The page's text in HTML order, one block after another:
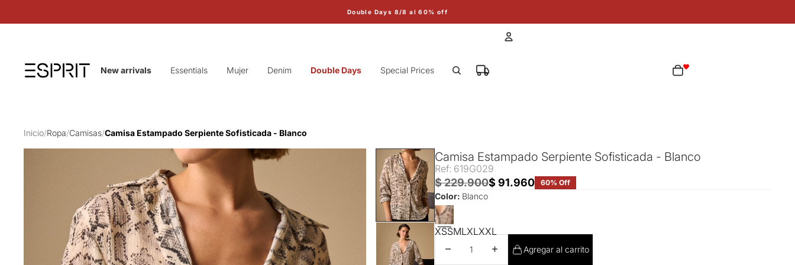
Double Days 8/8 al 60% off
New arrivals Essentials Mujer Denim Double Days Special Prices
Total de artículos en el carrito: 0
Inicio/Ropa/Camisas/Camisa Estampado Serpiente Sofisticada - Blanco
Camisa Estampado Serpiente Sofisticada - Blanco
Ref: 619G029
$ 229.900$ 91.960 60% Off
Color: Blanco
XSSMLXLXXL
Disminuir cantidadAumentar cantidad
Agregar al carrito